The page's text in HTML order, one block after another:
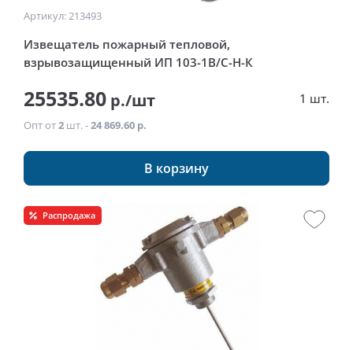
Артикул: 213493
Извещатель пожарный тепловой,
взрывозащищенный ИП 103-1В/С-Н-К
25535.80 р./шт 1 шт.
Опт от2 шт. -24 869.60 р.
В корзину
Распродажа